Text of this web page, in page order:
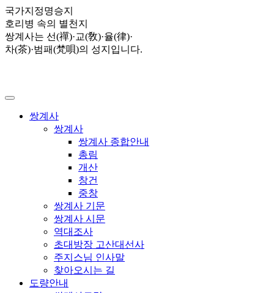
국가지정명승지
호리병 속의 별천지
쌍계사는 선(禪)·교(敎)·율(律)·
차(茶)·범패(梵唄)의 성지입니다.
쌍계사
쌍계사
쌍계사 종합안내
총림
개산
창건
중창
쌍계사 기문
쌍계사 시문
역대조사
초대방장 고산대선사
주지스님 인사말
찾아오시는 길
도량안내